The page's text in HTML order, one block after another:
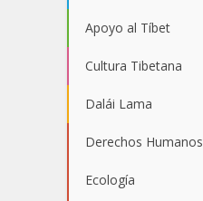
Apoyo al Tíbet
Cultura Tibetana
Dalái Lama
Derechos Humanos
Ecología